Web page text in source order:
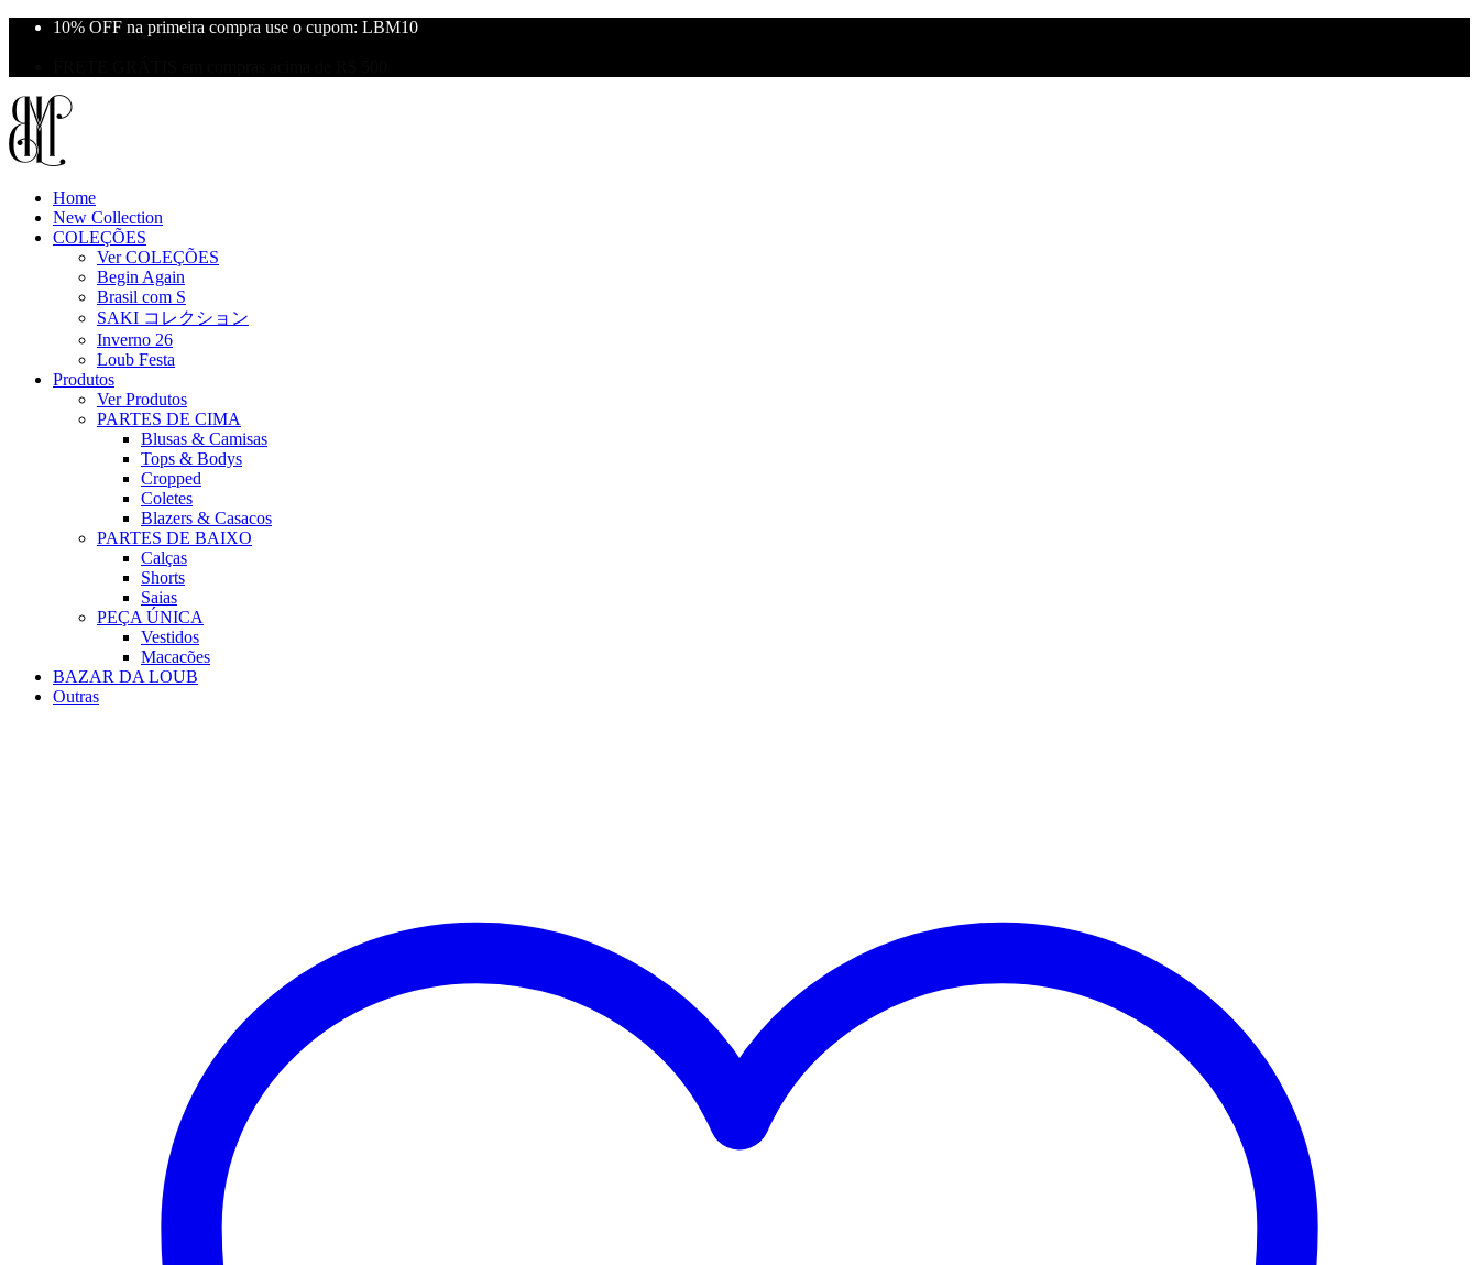
10% OFF na primeira compra use o cupom: LBM10
Home
New Collection
COLEÇÕES
Ver COLEÇÕES
Begin Again
Brasil com S
SAKI コレクション
Inverno 26
Loub Festa
Produtos
Ver Produtos
PARTES DE CIMA
Blusas & Camisas
Tops & Bodys
Cropped
Coletes
Blazers & Casacos
PARTES DE BAIXO
Calças
Shorts
Saias
PEÇA ÚNICA
Vestidos
Macacões
BAZAR DA LOUB
Outras